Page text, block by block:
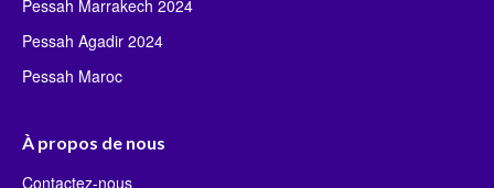
Pessah Marrakech 2024
Pessah Agadir 2024
Pessah Maroc
À propos de nous
Contactez-nous